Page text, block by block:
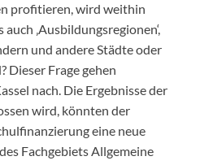
profitieren, wird weithin
‚Ausbildungsregionen‘,
und andere Städte oder
Dieser Frage gehen
nach. Die Ergebnisse der
wird, könnten der
eine neue
Fachgebiets Allgemeine